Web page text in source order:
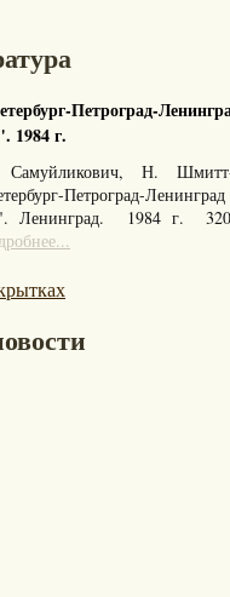
Петроград-
1984 г.
Н.
Петроград-
Ленинград. 1984 г.